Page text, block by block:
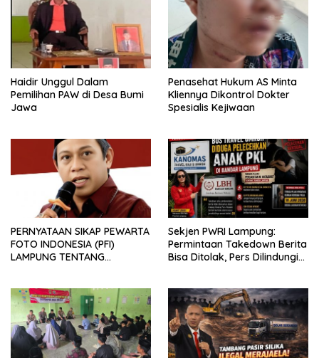
Haidir Unggul Dalam
Pemilihan PAW di Desa Bumi
Jawa
Penasehat Hukum AS Minta
Kliennya Dikontrol Dokter
Spesialis Kejiwaan
PERNYATAAN SIKAP PEWARTA
FOTO INDONESIA (PFI)
LAMPUNG TENTANG
TERHADAP JURNALIS DI
PENGADILAN NEGERI
TANJUNG KARANG.
Sekjen PWRI Lampung:
Permintaan Takedown Berita
Bisa Ditolak, Pers Dilindungi